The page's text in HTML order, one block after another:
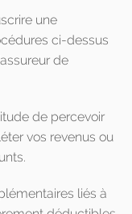
une
ci-dessus
de
de percevoir
vos revenus ou
liés à